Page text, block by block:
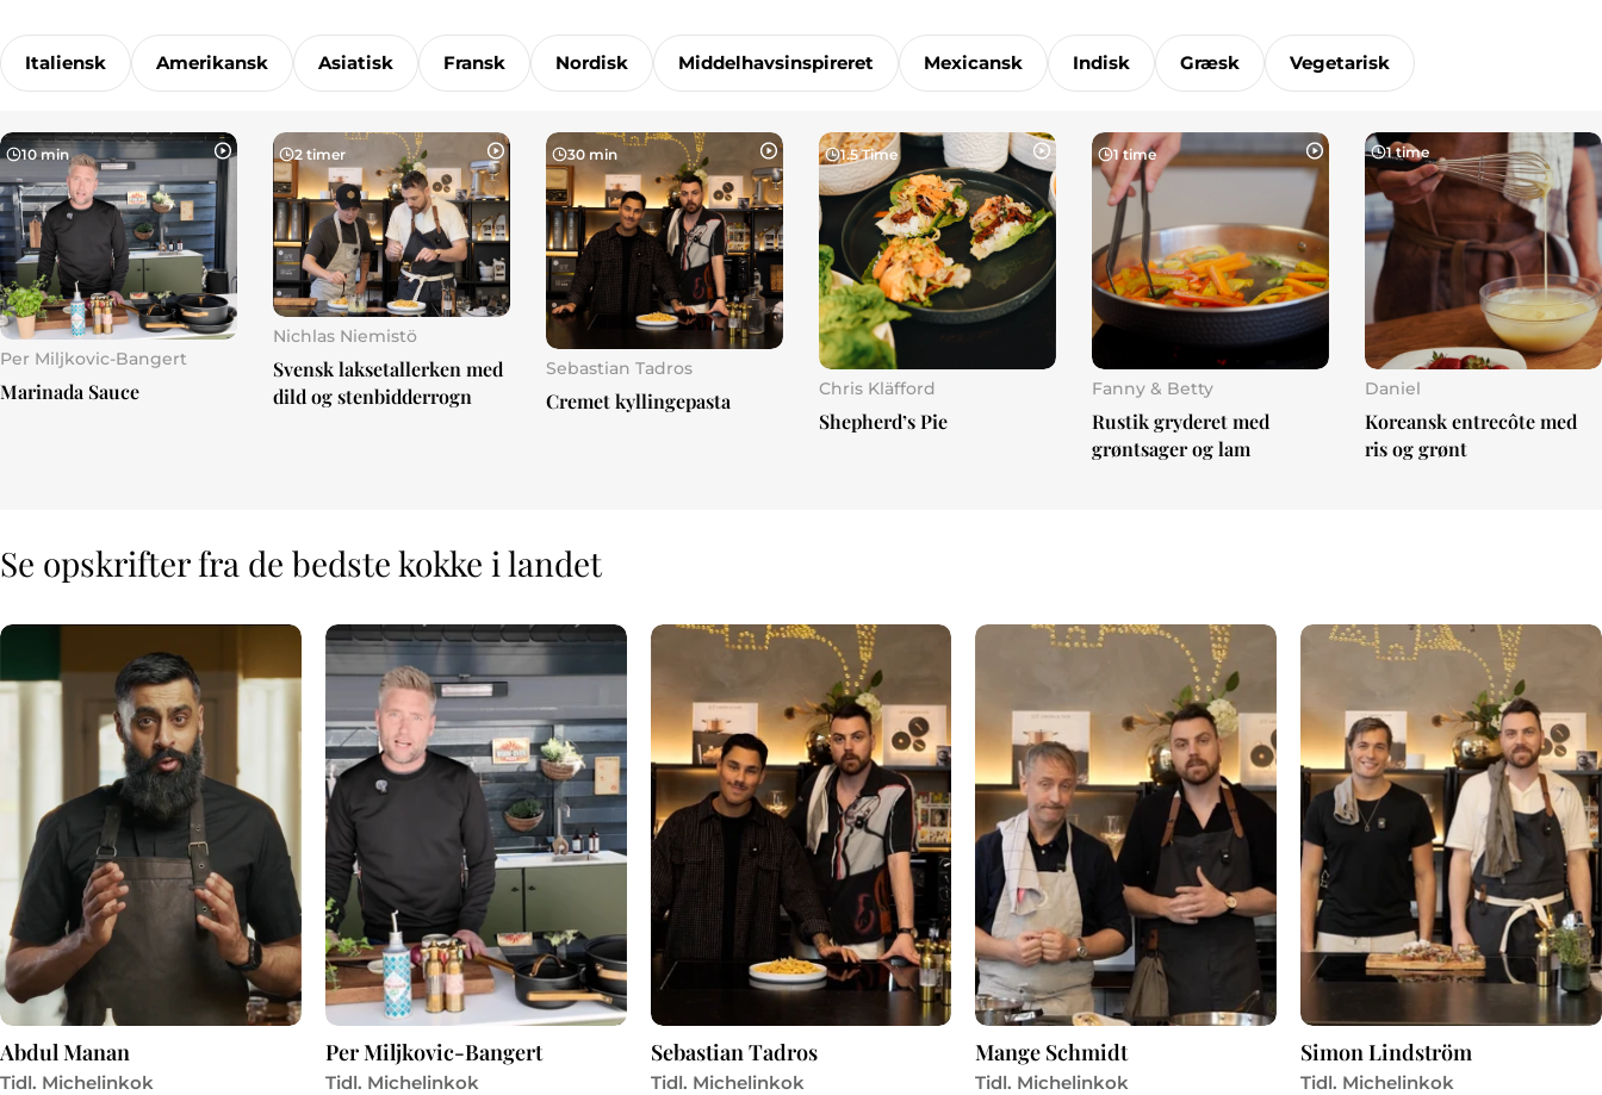
Italiensk Amerikansk Asiatisk Fransk Nordisk Middelhavsinspireret Mexicansk Indisk Græsk Vegetarisk
10 min
Per Miljkovic-Bangert
Marinada Sauce
2 timer
Nichlas Niemistö
Svensk laksetallerken med
dild og stenbidderrogn
30 min
Sebastian Tadros
Cremet kyllingepasta
1.5 Time
Chris Kläfford
Shepherd’s Pie
1 time
Fanny & Betty
Rustik gryderet med
grøntsager og lam
1 time
Daniel
Koreansk entrecôte med
ris og grønt
Se opskrifter fra de bedste kokke i landet
Abdul Manan
Tidl. Michelinkok
Per Miljkovic-Bangert
Tidl. Michelinkok
Sebastian Tadros
Tidl. Michelinkok
Mange Schmidt
Tidl. Michelinkok
Simon Lindström
Tidl. Michelinkok